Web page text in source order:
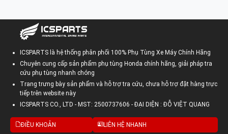
ICSPARTS là hệ thống phân phối 100% Phụ Tùng Xe Máy Chính Hãng
Chuyên cung cấp sản phẩm phụ tùng Honda chính hãng, giải pháp tra
cứu phụ tùng nhanh chóng
Trang trưng bày sản phẩm và hỗ trợ tra cứu, chưa hỗ trợ đặt hàng trực
tiếp trên website này
ICSPARTS CO., LTD - MST: 2500737606 - ĐẠI DIỆN : ĐỖ VIỆT QUANG
ĐIỀU KHOẢN LIÊN HỆ NHANH